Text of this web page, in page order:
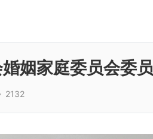
姻家庭委员会委员
2132